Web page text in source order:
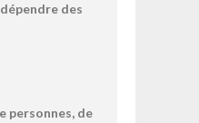
des
personnes, de